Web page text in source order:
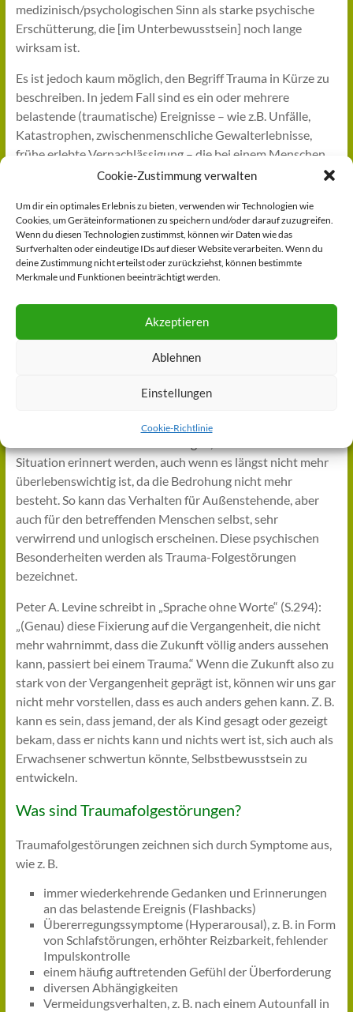
Cookie-Zustimmung verwalten
Um dir ein optimales Erlebnis zu bieten, verwenden wir Technologien wie
Cookies, um Geräteinformationen zu speichern und/oder darauf zuzugreifen.
Wenn du diesen Technologien zustimmst, können wir Daten wie das
Surfverhalten oder eindeutige IDs auf dieser Website verarbeiten. Wenn du
deine Zustimmung nicht erteilst oder zurückziehst, können bestimmte
Merkmale und Funktionen beeinträchtigt werden.
Akzeptieren
Ablehnen
Einstellungen
Cookie-Richtlinie
medizinisch/psychologischen Sinn als starke psychische
Erschütterung, die [im Unterbewusstsein] noch lange
wirksam ist.
Es ist jedoch kaum möglich, den Begriff Trauma in Kürze zu
beschreiben. In jedem Fall sind es ein oder mehrere
belastende (traumatische) Ereignisse – wie z.B. Unfälle,
Katastrophen, zwischenmenschliche Gewalterlebnisse,
frühe erlebte Vernachlässigung – die bei einem Menschen
zunächst eine „seelische Verletzung“ hervorrufen.
Ob man von einem Trauma ausgehen kann, hängt
entscheidend damit zusammen, dass ein objektives
Ereignis, mit dem wie es subjektiv erlebt wird,
zusammentrifft. Für das subjektive Erleben spielen die
bereits zuvor im Leben gemachten Erfahrungen ebenso eine
individuellen Reaktionsmöglichkeiten auf das Ereignis.
dadurch in einer ausweglosen Lage, so entwickelt er
bestimmte, für diese Situation angemessene,
Verhaltensweisen, um die Situation bestmöglich überleben
zu können. Oft ist es später nicht mehr möglich, dieses
Situation erinnert werden, auch wenn es längst nicht mehr
überlebenswichtig ist, da die Bedrohung nicht mehr
besteht. So kann das Verhalten für Außenstehende, aber
auch für den betreffenden Menschen selbst, sehr
verwirrend und unlogisch erscheinen. Diese psychischen
Besonderheiten werden als Trauma-Folgestörungen
bezeichnet.
Peter A. Levine schreibt in „Sprache ohne Worte“ (S.294):
„(Genau) diese Fixierung auf die Vergangenheit, die nicht
mehr wahrnimmt, dass die Zukunft völlig anders aussehen
kann, passiert bei einem Trauma.“ Wenn die Zukunft also zu
stark von der Vergangenheit geprägt ist, können wir uns gar
nicht mehr vorstellen, dass es auch anders gehen kann. Z. B.
kann es sein, dass jemand, der als Kind gesagt oder gezeigt
bekam, dass er nichts kann und nichts wert ist, sich auch als
Erwachsener schwertun könnte, Selbstbewusstsein zu
entwickeln.
Was sind Traumafolgestörungen?
Traumafolgestörungen zeichnen sich durch Symptome aus,
wie z. B.
immer wiederkehrende Gedanken und Erinnerungen
an das belastende Ereignis (Flashbacks)
Übererregungssymptome (Hyperarousal), z. B. in Form
von Schlafstörungen, erhöhter Reizbarkeit, fehlender
Impulskontrolle
einem häufig auftretenden Gefühl der Überforderung
diversen Abhängigkeiten
Vermeidungsverhalten, z. B. nach einem Autounfall in